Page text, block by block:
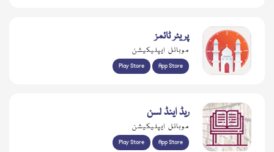
پریئر ٹائمز
موبائل ایپلیکیشن
Play Store App Store
ریڈ اینڈ لسن
موبائل ایپلیکیشن
Play Store App Store